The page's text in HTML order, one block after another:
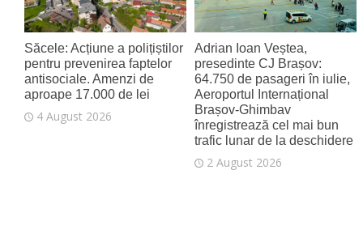
Săcele: Acțiune a polițiștilor
pentru prevenirea faptelor
antisociale. Amenzi de
aproape 17.000 de lei
4 August 2026
Adrian Ioan Veștea,
presedinte CJ Brașov:
64.750 de pasageri în iulie,
Aeroportul Internațional
Brașov‑Ghimbav
înregistrează cel mai bun
trafic lunar de la deschidere
2 August 2026